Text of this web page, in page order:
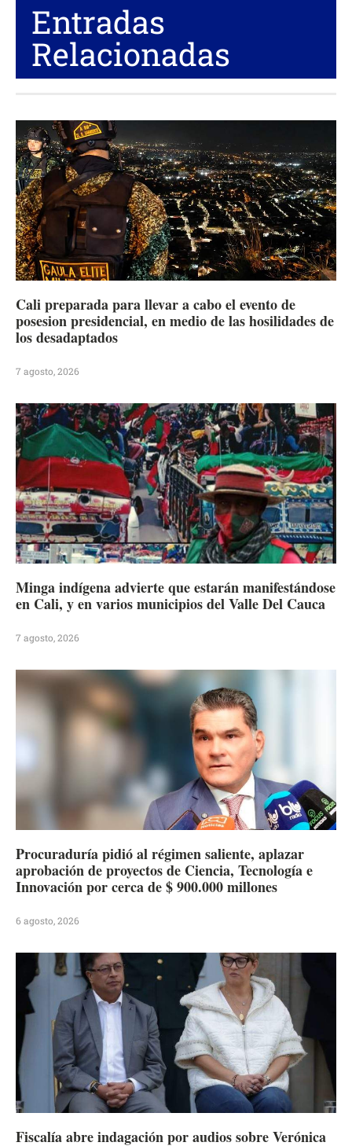
Entradas
Relacionadas
Cali preparada para llevar a cabo el evento de
posesion presidencial, en medio de las hosilidades de
los desadaptados
7 agosto, 2026
Minga indígena advierte que estarán manifestándose
en Cali, y en varios municipios del Valle Del Cauca
7 agosto, 2026
Procuraduría pidió al régimen saliente, aplazar
aprobación de proyectos de Ciencia, Tecnología e
Innovación por cerca de $ 900.000 millones
6 agosto, 2026
Fiscalía abre indagación por audios sobre Verónica